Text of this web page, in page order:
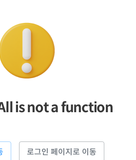
is not a function
로그인 페이지로 이동